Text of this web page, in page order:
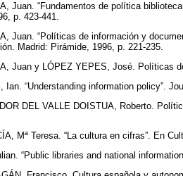
Juan. “Fundamentos de política
p. 423-441.
Juan. “Políticas de información y
Madrid: Pirámide, 1996, p. 221-235.
Juan y LÓPEZ YEPES, José. Políticas
Ian. “Understanding information policy”.
DEL VALLE DOISTUA, Roberto.
Mª Teresa. “La cultura en cifras”. En
“Public libraries and national